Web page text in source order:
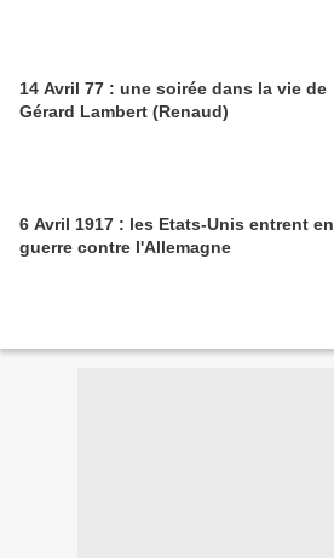
14 Avril 77 : une soirée dans la vie de
Gérard Lambert (Renaud)
6 Avril 1917 : les Etats-Unis entrent en
guerre contre l'Allemagne